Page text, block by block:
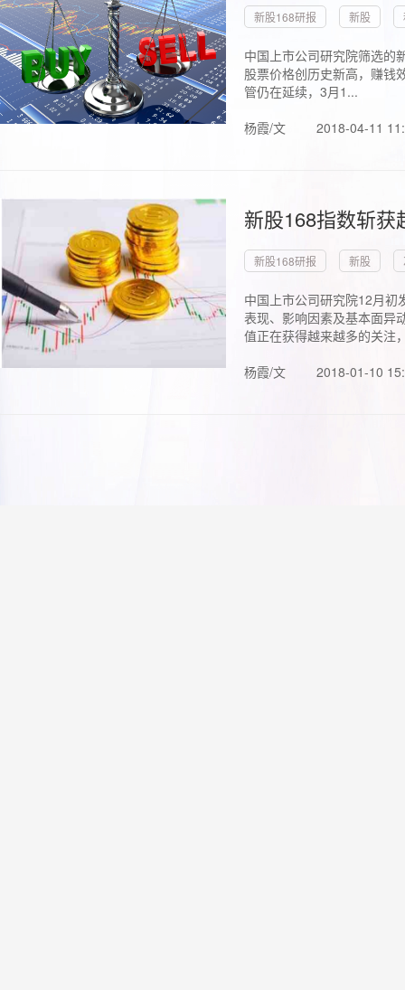
新股168研报 新股
中国上市公司研究院筛选的
股票价格创历史新高，赚钱
管仍在延续，3月1...
杨霞/文
2018-04-11
新股168指数斩
新股168研报 新股
中国上市公司研究院12月初
表现、影响因素及基本面异
值正在获得越来越多的关注
杨霞/文
2018-01-10